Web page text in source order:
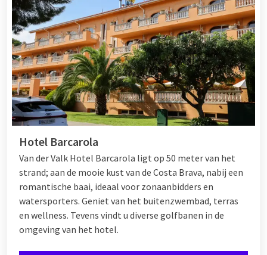
Hotel Barcarola
Van der Valk Hotel Barcarola ligt op 50 meter van het
strand; aan de mooie kust van de Costa Brava, nabij een
romantische baai, ideaal voor zonaanbidders en
watersporters. Geniet van het buitenzwembad, terras
en wellness. Tevens vindt u diverse golfbanen in de
omgeving van het hotel.